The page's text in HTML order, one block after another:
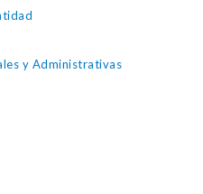
y Administrativas